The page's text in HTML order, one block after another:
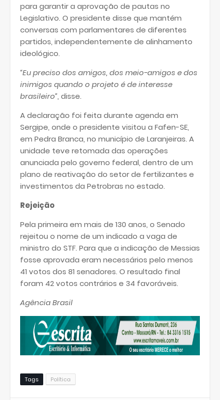
para garantir a aprovação de pautas no
Legislativo. O presidente disse que mantém
conversas com parlamentares de diferentes
partidos, independentemente de alinhamento
ideológico.
“Eu preciso dos amigos, dos meio-amigos e dos
inimigos quando o projeto é de interesse
brasileiro”, disse.
A declaração foi feita durante agenda em
Sergipe, onde o presidente visitou a Fafen-SE,
em Pedra Branca, no município de Laranjeiras. A
unidade teve retomada das operações
anunciada pelo governo federal, dentro de um
plano de reativação do setor de fertilizantes e
investimentos da Petrobras no estado.
Rejeição
Pela primeira em mais de 130 anos, o Senado
rejeitou o nome de um indicado a vaga de
ministro do STF. Para que a indicação de Messias
fosse aprovada eram necessários pelo menos
41 votos dos 81 senadores. O resultado final
foram 42 votos contrários e 34 favoráveis.
Agência Brasil
Tags Política